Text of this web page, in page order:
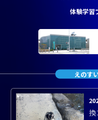
体験学習
えのす